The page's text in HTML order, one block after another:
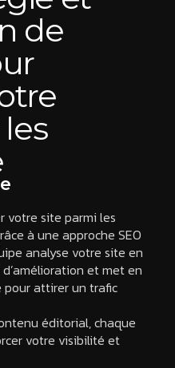
de
votre site parmi les
à une approche SEO
analyse votre site en
et met en
pour attirer un trafic
éditorial, chaque
votre visibilité et